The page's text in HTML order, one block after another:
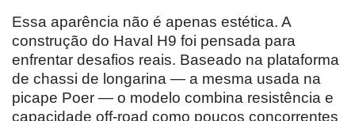
Essa aparência não é apenas estética. A
construção do Haval H9 foi pensada para
enfrentar desafios reais. Baseado na plataforma
de chassi de longarina — a mesma usada na
picape Poer — o modelo combina resistência e
capacidade off-road como poucos concorrentes